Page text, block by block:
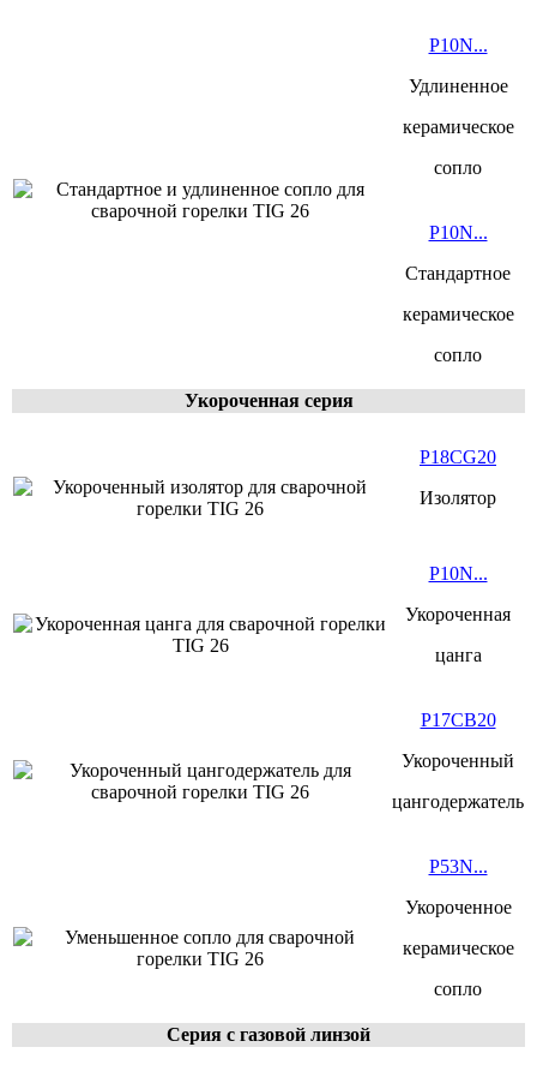
P10N...
Удлиненное
керамическое
сопло
P10N...
Стандартное
керамическое
сопло
Укороченная серия
P18CG20
Изолятор
P10N...
Укороченная
цанга
P17CB20
Укороченный
цангодержатель
P53N...
Укороченное
керамическое
сопло
Серия с газовой линзой